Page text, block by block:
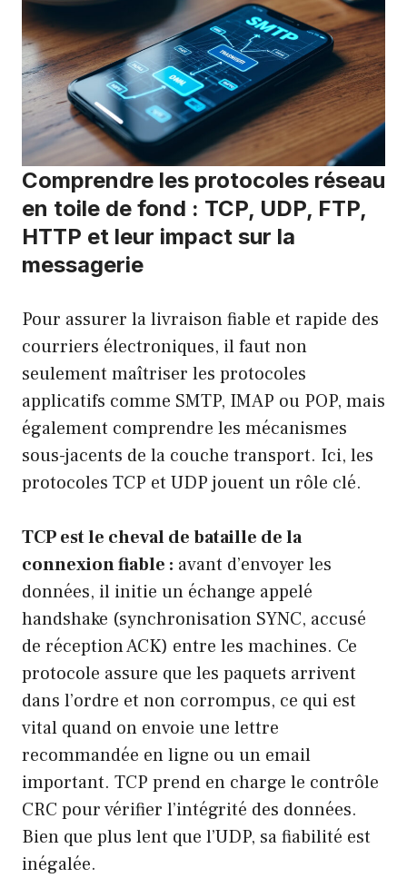
Comprendre les protocoles réseau
en toile de fond : TCP, UDP, FTP,
HTTP et leur impact sur la
messagerie
Pour assurer la livraison fiable et rapide des
courriers électroniques, il faut non
seulement maîtriser les protocoles
applicatifs comme SMTP, IMAP ou POP, mais
également comprendre les mécanismes
sous-jacents de la couche transport. Ici, les
protocoles TCP et UDP jouent un rôle clé.
TCP est le cheval de bataille de la
connexion fiable : avant d’envoyer les
données, il initie un échange appelé
handshake (synchronisation SYNC, accusé
de réception ACK) entre les machines. Ce
protocole assure que les paquets arrivent
dans l’ordre et non corrompus, ce qui est
vital quand on envoie une lettre
recommandée en ligne ou un email
important. TCP prend en charge le contrôle
CRC pour vérifier l’intégrité des données.
Bien que plus lent que l’UDP, sa fiabilité est
inégalée.